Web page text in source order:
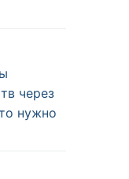
через
нужно